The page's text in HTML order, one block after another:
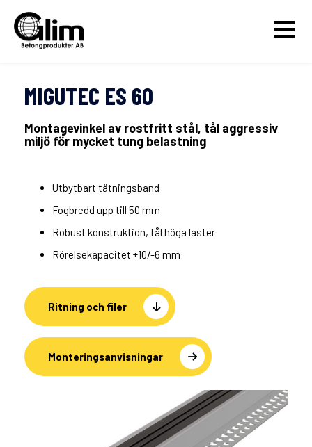
MIGUTEC ES 60
Montagevinkel av rostfritt stål, tål aggressiv
miljö för mycket tung belastning
Utbytbart tätningsband
Fogbredd upp till 50 mm
Robust konstruktion, tål höga laster
Rörelsekapacitet +10/-6 mm
Ritning och filer
Monteringsanvisningar